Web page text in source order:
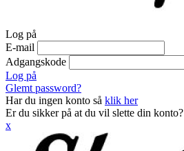
Log på
E-mail
Adgangskode
Log på
Glemt password?
Har du ingen konto så klik her
Er du sikker på at du vil slette din konto?
x